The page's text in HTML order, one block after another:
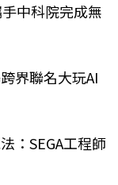
中科院完成無
界聯名大玩AI
：SEGA工程師